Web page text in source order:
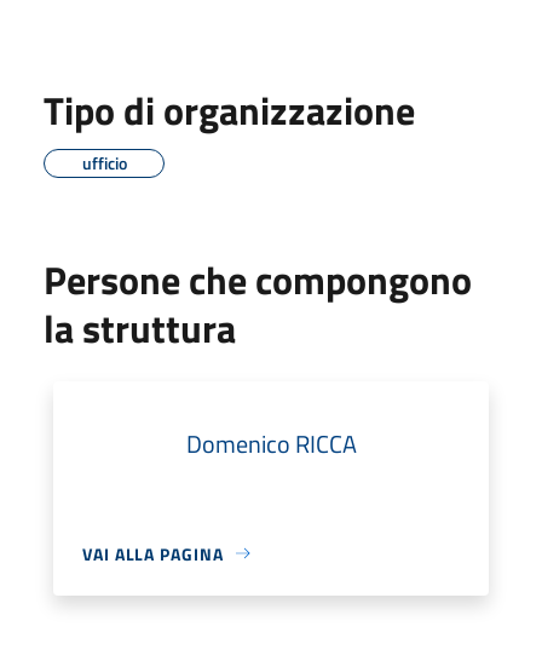
Tipo di organizzazione
ufficio
Persone che compongono
la struttura
Domenico RICCA
VAI ALLA PAGINA